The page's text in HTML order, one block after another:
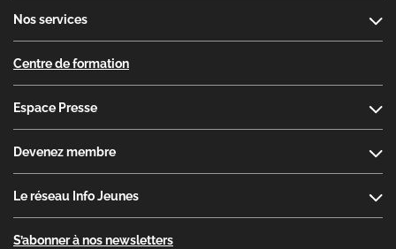
Nos services
Centre de formation
Espace Presse
Devenez membre
Le réseau Info Jeunes
S’abonner à nos newsletters